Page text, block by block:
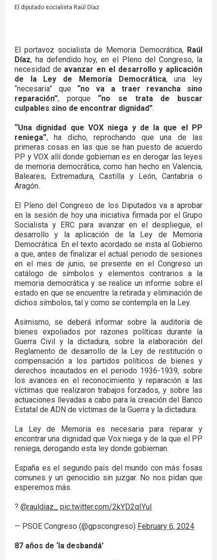
El diputado socialista Raúl Díaz
El portavoz socialista de Memoria Democrática, Raúl
Díaz, ha defendido hoy, en el Pleno del Congreso, la
necesidad de avanzar en el desarrollo y aplicación
de la Ley de Memoria Democrática, una ley
“necesaria” que “no va a traer revancha sino
reparación”, porque “no se trata de buscar
culpables sino de encontrar dignidad”.
“Una dignidad que VOX niega y de la que el PP
reniega”, ha dicho, reprochando que una de las
primeras cosas en las que se han puesto de acuerdo
PP y VOX allí donde gobiernan es en derogar las leyes
de memoria democrática, como han hecho en Valencia,
Baleares, Extremadura, Castilla y León, Cantabria o
Aragón.
El Pleno del Congreso de los Diputados va a aprobar
en la sesión de hoy una iniciativa firmada por el Grupo
Socialista y ERC para avanzar en el despliegue, el
desarrollo y la aplicación de la Ley de Memoria
Democrática. En el texto acordado se insta al Gobierno
a que, antes de finalizar el actual periodo de sesiones
en el mes de junio, se presente en el Congreso un
catálogo de símbolos y elementos contrarios a la
memoria democrática y se realice un informe sobre el
estado en que se encuentre la retirada y eliminación de
dichos símbolos, tal y como se contempla en la Ley.
Asimismo, se deberá informar sobre la auditoría de
bienes expoliados por razones políticas durante la
Guerra Civil y la dictadura, sobre la elaboración del
Reglamento de desarrollo de la Ley de restitución o
compensación a los partidos políticos de bienes y
derechos incautados en el periodo 1936-1939, sobre
los avances en el reconocimiento y reparación a las
víctimas que realizaron trabajos forzados, y sobre las
actuaciones llevadas a cabo para la creación del Banco
Estatal de ADN de víctimas de la Guerra y la dictadura.
La Ley de Memoria es necesaria para reparar y
encontrar una dignidad que Vox niega y de la que el PP
reniega, derogando esta ley donde gobiernan.
España es el segundo país del mundo con más fosas
comunes y un genocidio sin juzgar. No nos pidan que
esperemos más.
?️ @rauldiaz_ pic.twitter.com/2kYD2qIYuI
— PSOE Congreso (@gpscongreso) February 6, 2024
87 años de ‘la desbandá’